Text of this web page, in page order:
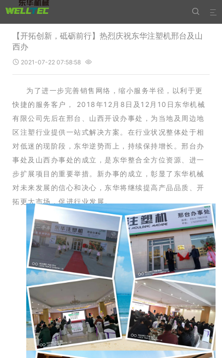


【开拓创新，砥砺前行】热烈庆祝东华注塑机邢台及山
西办
 2021-07-22 07:58:58 
为了进一步完善销售网络，缩小服务半径，以利于更
快捷的服务客户， 2018年12月8日及12月10日东华机械
有限公司先后在邢台、山西开设办事处，为当地及周边地
区注塑行业提供一站式解决方案。在行业状况整体处于相
对低迷的现阶段，东华逆势而上，持续保持增长。邢台办
事处及山西办事处的成立，是东华整合全方位资源、进一
步扩展项目的重要举措。新办事的成立，彰显了东华机械
对未来发展的信心和决心，东华将继续提高产品品质、开
拓更大市场，促进行业发展。